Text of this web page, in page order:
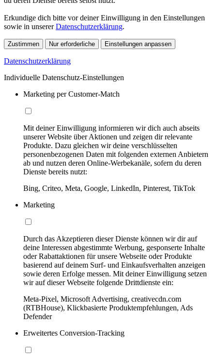
Erkundige dich bitte vor deiner Einwilligung in den Einstellungen
sowie in unsererDatenschutzerklärung.
Zustimmen Nur erforderliche Einstellungen anpassen
Datenschutzerklärung
Individuelle Datenschutz-Einstellungen
Marketing per Customer-Match
Mit deiner Einwilligung informieren wir dich auch abseits
unserer Website über Aktionen und zeigen dir relevante
Produkte. Dazu gleichen wir deine verschlüsselten
personenbezogenen Daten mit folgenden externen Anbietern
ab und nutzen deren Online-Werbekanäle, sofern du deren
Dienste bereits nutzt:
Bing, Criteo, Meta, Google, LinkedIn, Pinterest, TikTok
Marketing
Durch das Akzeptieren dieser Dienste können wir dir auf
deine Interessen abgestimmte Werbung, gesponserte Inhalte
oder Rabattaktionen für unsere Webseite oder Produkte
basierend auf deinem Surf- und Einkaufsverhalten anzeigen
sowie deren Erfolge messen. Mit deiner Einwilligung setzen
wir auf dieser Webseite folgende Drittdienste ein:
Meta-Pixel, Microsoft Advertising, creativecdn.com
(RTBHouse), Klickbasierte Produktempfehlungen, Ads
Defender
Erweitertes Conversion-Tracking